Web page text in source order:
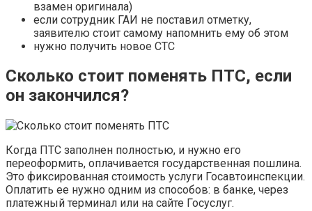
взамен оригинала)
если сотрудник ГАИ не поставил отметку,
заявителю стоит самому напомнить ему об этом
нужно получить новое СТС
Сколько стоит поменять ПТС, если
он закончился?
Когда ПТС заполнен полностью, и нужно его
переоформить, оплачивается государственная пошлина.
Это фиксированная стоимость услуги Госавтоинспекции.
Оплатить ее нужно одним из способов: в банке, через
платежный терминал или на сайте Госуслуг.